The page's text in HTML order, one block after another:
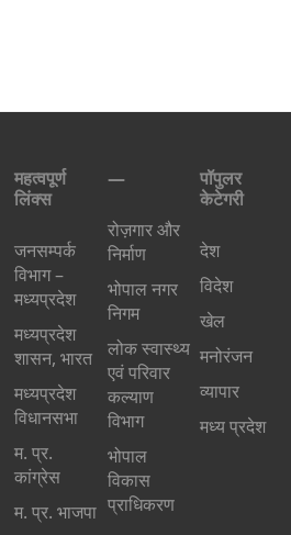
महत्वपूर्ण
लिंक्स
जनसम्पर्क
विभाग –
मध्यप्रदेश
मध्यप्रदेश
शासन, भारत
मध्‍यप्रदेश
विधानसभा
म. प्र.
कांग्रेस
म. प्र. भाजपा
—
रोज़गार और
निर्माण
भोपाल नगर
निगम
लोक स्वास्थ्य
एवं परिवार
कल्याण
विभाग
भोपाल
विकास
प्राधिकरण
पॉपुलर
केटेगरी
देश
विदेश
खेल
मनोरंजन
व्यापार
मध्य प्रदेश